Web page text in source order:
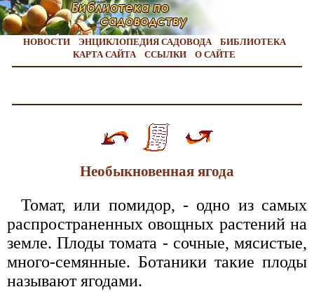
НОВОСТИ ЭНЦИКЛОПЕДИЯ САДОВОДА
БИБЛИОТЕКА
КАРТА САЙТА
ССЫЛКИ О САЙТЕ
Необыкновенная ягода
Томат, или помидор, - одно из самых
распространенных овощных растений на
земле. Плоды томата - сочные, мясистые,
много-семянные. Ботаники такие плоды
называют ягодами.